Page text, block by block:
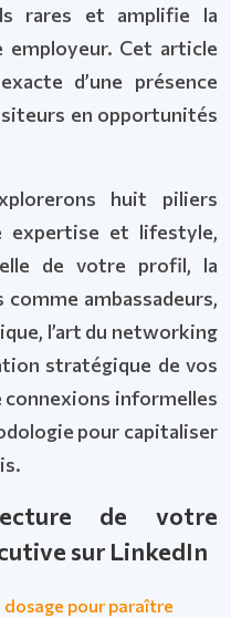
rares et amplifie la
Cet article
d’une présence
en opportunités
huit piliers
expertise et lifestyle,
de votre profil, la
ambassadeurs,
l’art du networking
stratégique de vos
informelles
pour capitaliser
de votre
sur LinkedIn
pour paraître